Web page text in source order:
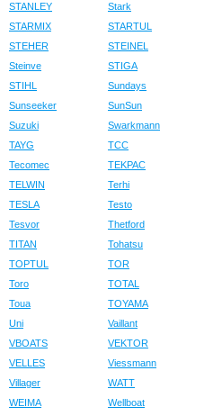
STANLEY
Stark
STARMIX
STARTUL
STEHER
STEINEL
Steinve
STIGA
STIHL
Sundays
Sunseeker
SunSun
Suzuki
Swarkmann
TAYG
TCC
Tecomec
TEKPAC
TELWIN
Terhi
TESLA
Testo
Tesvor
Thetford
TITAN
Tohatsu
TOPTUL
TOR
Toro
TOTAL
Toua
TOYAMA
Uni
Vaillant
VBOATS
VEKTOR
VELLES
Viessmann
Villager
WATT
WEIMA
Wellboat